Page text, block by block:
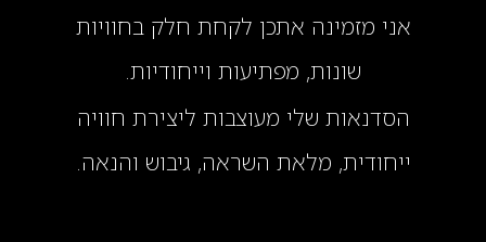
אני מזמינה אתכן לקחת חלק בחוויות
שונות, מפתיעות וייחודיות.
הסדנאות שלי מעוצבות ליצירת חוויה
ייחודית, מלאת השראה, גיבוש והנאה.